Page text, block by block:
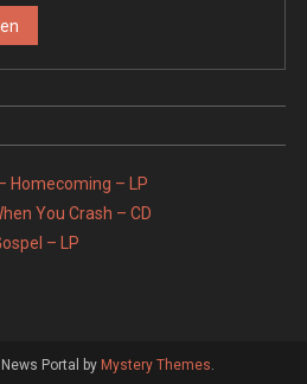
Homecoming – LP
You Crash – CD
– LP
Portal by Mystery Themes